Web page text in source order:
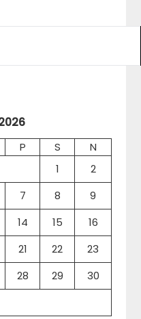
P S
N
1
2
7 8
9
14 15
16
21 22
23
28 29
30